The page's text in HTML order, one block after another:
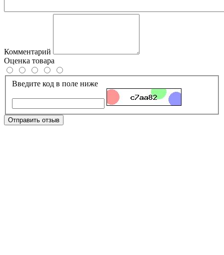
Комментарий
Оценка товара
Введите код в поле ниже
Отправить отзыв